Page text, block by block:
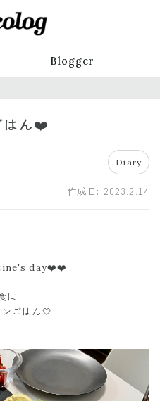
Blogger
はん❤️
Diary
作成日: 2023.2.14
day❤️❤️
は
ごはん🤍